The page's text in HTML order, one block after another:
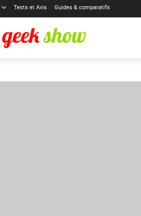
Tests et Avis Guides & comparatifs